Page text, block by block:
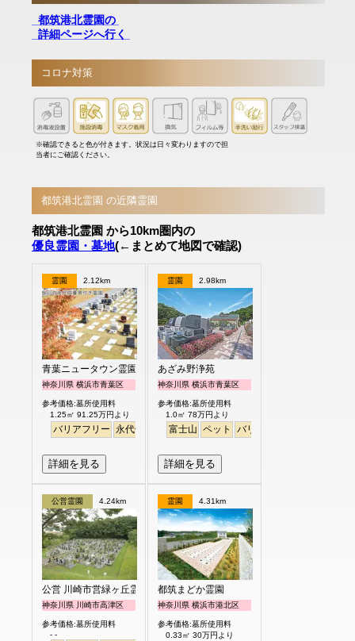
都筑港北霊園の
詳細ページへ行く
コロナ対策
※確認できると色が付きます。状況は日々変わりますので担
当者にご確認ください。
都筑港北霊園 の近隣霊園
都筑港北霊園 から10km圏内の
優良霊園・墓地(←まとめて地図で確認)
霊園 2.12km
青葉ニュータウン霊園
神奈川県 横浜市青葉区
参考価格:墓所使用料
1.25㎡ 91.25万円より
バリアフリー 永代供養
詳細を見る
霊園 2.98km
あざみ野浄苑
神奈川県 横浜市青葉区
参考価格:墓所使用料
1.0㎡ 78万円より
富士山 ペット バリアフリー
詳細を見る
公営霊園 4.24km
公営 川崎市営緑ヶ丘霊園
神奈川県 川崎市高津区
参考価格:墓所使用料
- -
霊園 4.31km
都筑まどか霊園
神奈川県 横浜市港北区
参考価格:墓所使用料
0.33㎡ 30万円より